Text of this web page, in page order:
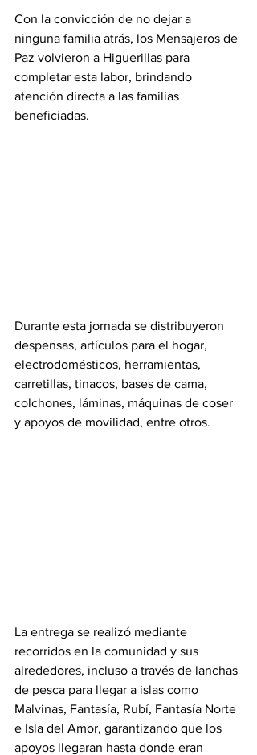
Con la convicción de no dejar a
ninguna familia atrás, los Mensajeros de
Paz volvieron a Higuerillas para
completar esta labor, brindando
atención directa a las familias
beneficiadas.
Durante esta jornada se distribuyeron
despensas, artículos para el hogar,
electrodomésticos, herramientas,
carretillas, tinacos, bases de cama,
colchones, láminas, máquinas de coser
y apoyos de movilidad, entre otros.
La entrega se realizó mediante
recorridos en la comunidad y sus
alrededores, incluso a través de lanchas
de pesca para llegar a islas como
Malvinas, Fantasía, Rubí, Fantasía Norte
e Isla del Amor, garantizando que los
apoyos llegaran hasta donde eran